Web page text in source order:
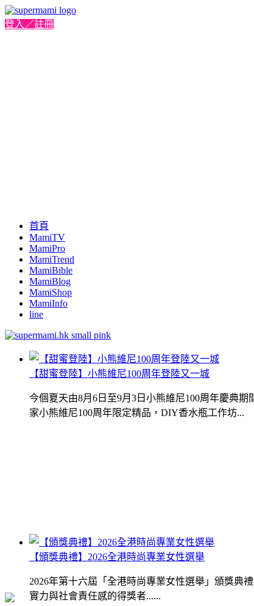
登入／註冊
首頁
MamiTV
MamiPro
MamiTrend
MamiBible
MamiBlog
MamiShop
MamiInfo
line
【甜蜜登陸】小熊維尼100周年登陸又一城
今個夏天由8月6日至9月3日小熊維尼100周年慶典
家小熊維尼100周年限定精品，DIY香水瓶工作坊...
【頒獎典禮】2026全港時尚專業女性選舉
2026年第十六屆「全港時尚專業女性選舉」頒獎典
實力與社會責任感的得獎者......